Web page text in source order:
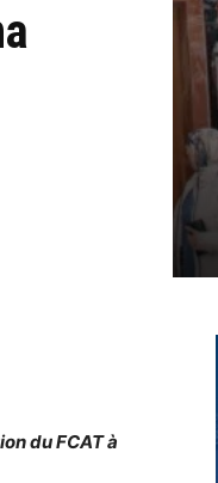
du FCAT à